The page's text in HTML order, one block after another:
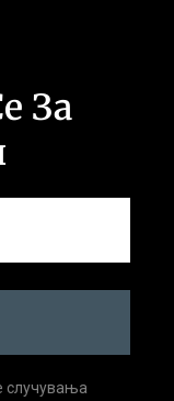
За
случувања